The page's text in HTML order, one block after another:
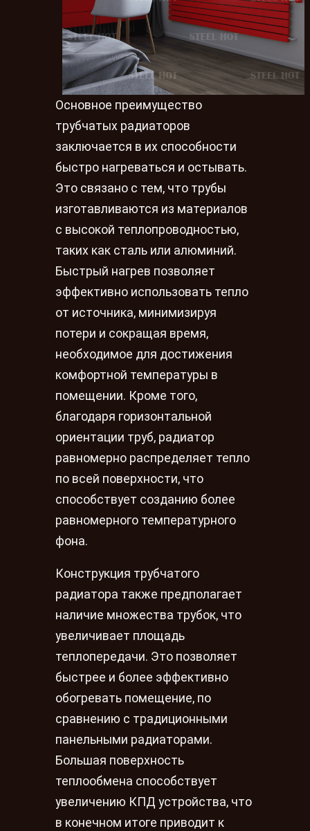
Основное преимущество
трубчатых радиаторов
заключается в их способности
быстро нагреваться и остывать.
Это связано с тем, что трубы
изготавливаются из материалов
с высокой теплопроводностью,
таких как сталь или алюминий.
Быстрый нагрев позволяет
эффективно использовать тепло
от источника, минимизируя
потери и сокращая время,
необходимое для достижения
комфортной температуры в
помещении. Кроме того,
благодаря горизонтальной
ориентации труб, радиатор
равномерно распределяет тепло
по всей поверхности, что
способствует созданию более
равномерного температурного
фона.
Конструкция трубчатого
радиатора также предполагает
наличие множества трубок, что
увеличивает площадь
теплопередачи. Это позволяет
быстрее и более эффективно
обогревать помещение, по
сравнению с традиционными
панельными радиаторами.
Большая поверхность
теплообмена способствует
увеличению КПД устройства, что
в конечном итоге приводит к